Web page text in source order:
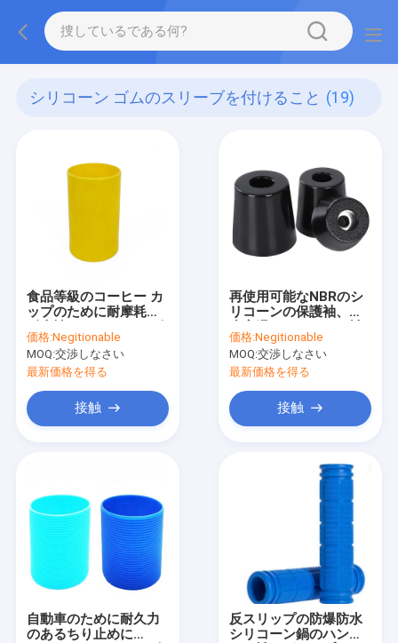
シリコーン ゴムのスリーブを付けること (19)
食品等級のコーヒー カ
ップのために耐摩耗性
ムのスリーブを付ける
こと
価格:Negitionable
MOQ:交渉しなさい
最新価格を得る
接触
再使用可能なNBRのシ
リコーンの保護袖、防
価格:Negitionable
MOQ:交渉しなさい
最新価格を得る
接触
自動車のために耐久力
のあるちり止めに
反スリップの防爆防水
シリコーン鍋のハンド